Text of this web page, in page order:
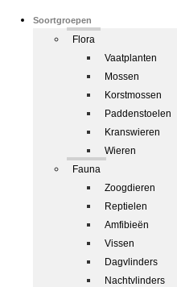
Soortgroepen
Flora
Vaatplanten
Mossen
Korstmossen
Paddenstoelen
Kranswieren
Wieren
Fauna
Zoogdieren
Reptielen
Amfibieën
Vissen
Dagvlinders
Nachtvlinders